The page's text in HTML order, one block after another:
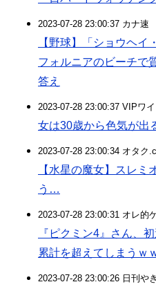
2023-07-28 23:00:37 カナ速
【野球】「ショウヘイ
フォルニアのビーチで
答え
2023-07-28 23:00:37 VIPワ
女は30歳から色気が出
2023-07-28 23:00:34 オタク
【水星の魔女】スレミ
う…
2023-07-28 23:00:31 オレ的
『ピクミン4』さん、
累計を超えてしまうｗ
2023-07-28 23:00:26 日刊や